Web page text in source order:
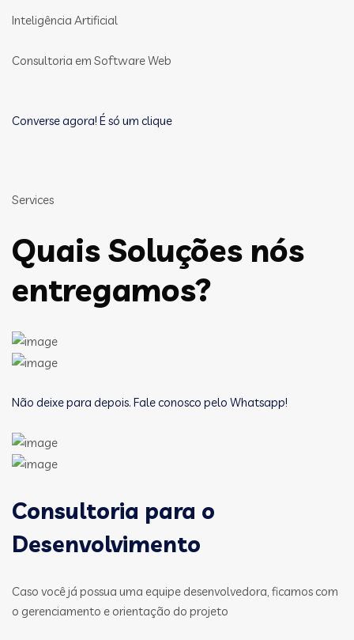
Inteligência Artificial
Consultoria em Software Web
Converse agora! É só um clique
Services
Quais Soluções nós
entregamos?
Não deixe para depois. Fale conosco pelo Whatsapp!
Consultoria para o
Desenvolvimento
Caso você já possua uma equipe desenvolvedora, ficamos com
o gerenciamento e orientação do projeto